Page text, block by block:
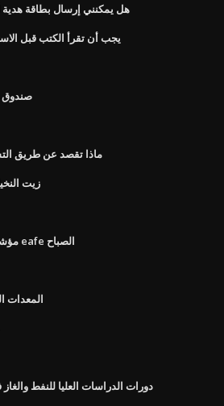
هل يمكنني إرسال بطاقة هدية
يجب أن تقرأ الكتب قبل
صندوق
ماذا تقصد عن طريق
زيت
Blackrock مؤشر صندوق الأسهم eafe الصباح
المعدات
دورات الدراسات العليا للنفط